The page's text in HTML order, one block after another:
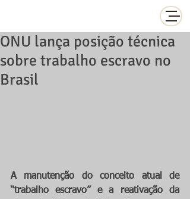
ONU lança posição técnica
sobre trabalho escravo no
Brasil
A manutenção do conceito atual de
“trabalho escravo” e a reativação da